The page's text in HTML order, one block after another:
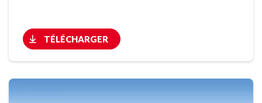
TÉLÉCHARGER